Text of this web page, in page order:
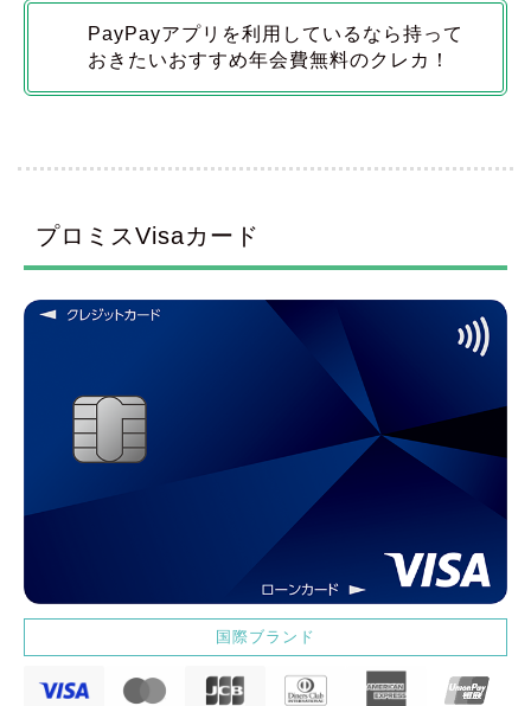
PayPayアプリを利用しているなら持って
おきたいおすすめ年会費無料のクレカ！
プロミスVisaカード
国際ブランド